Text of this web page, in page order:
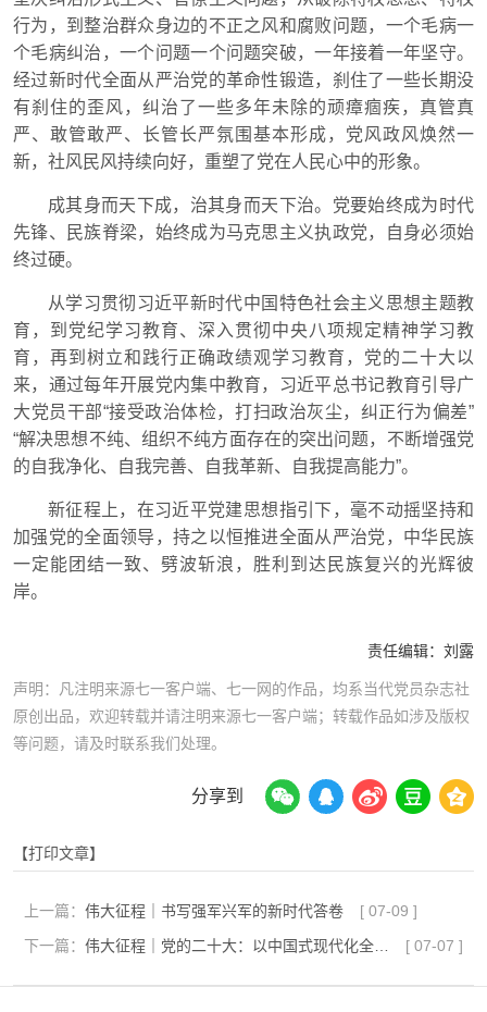
行为，到整治群众身边的不正之风和腐败问题，一个毛病一
个毛病纠治，一个问题一个问题突破，一年接着一年坚守。
经过新时代全面从严治党的革命性锻造，刹住了一些长期没
有刹住的歪风，纠治了一些多年未除的顽瘴痼疾，真管真
严、敢管敢严、长管长严氛围基本形成，党风政风焕然一
新，社风民风持续向好，重塑了党在人民心中的形象。
成其身而天下成，治其身而天下治。党要始终成为时代
先锋、民族脊梁，始终成为马克思主义执政党，自身必须始
终过硬。
从学习贯彻习近平新时代中国特色社会主义思想主题教
育，到党纪学习教育、深入贯彻中央八项规定精神学习教
育，再到树立和践行正确政绩观学习教育，党的二十大以
来，通过每年开展党内集中教育，习近平总书记教育引导广
大党员干部“接受政治体检，打扫政治灰尘，纠正行为偏差”
“解决思想不纯、组织不纯方面存在的突出问题，不断增强党
的自我净化、自我完善、自我革新、自我提高能力”。
新征程上，在习近平党建思想指引下，毫不动摇坚持和
加强党的全面领导，持之以恒推进全面从严治党，中华民族
一定能团结一致、劈波斩浪，胜利到达民族复兴的光辉彼
岸。
责任编辑： 刘露
声明：凡注明来源七一客户端、七一网的作品，均系当代党员杂志社
原创出品，欢迎转载并请注明来源七一客户端；转载作品如涉及版权
等问题，请及时联系我们处理。
分享到
【打印文章】
上一篇： 伟大征程｜书写强军兴军的新时代答卷 [ 07-09 ]
下一篇：
[ 07-07 ]